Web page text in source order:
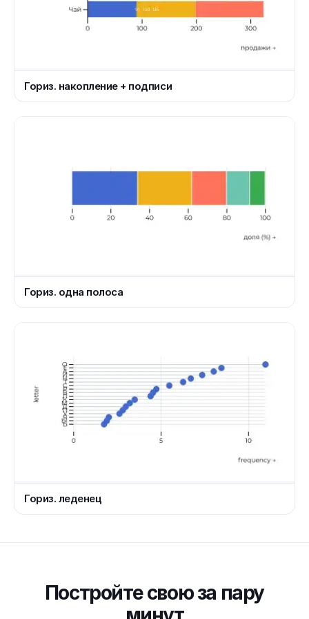
Гориз. накопление + подписи
Гориз. одна полоса
Гориз. леденец
Постройте свою за пару